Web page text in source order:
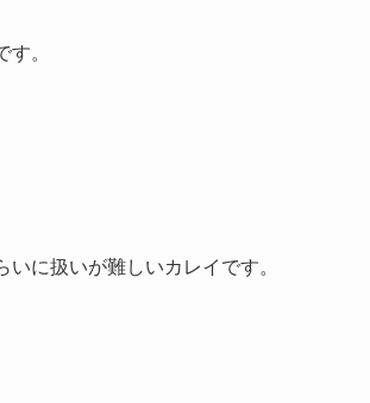
。
に扱いが難しいカレイです。